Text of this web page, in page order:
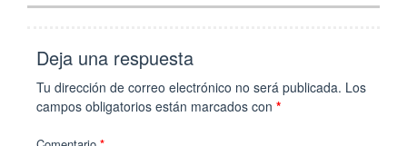
Deja una respuesta
Tu dirección de correo electrónico no será publicada. Los
campos obligatorios están marcados con *